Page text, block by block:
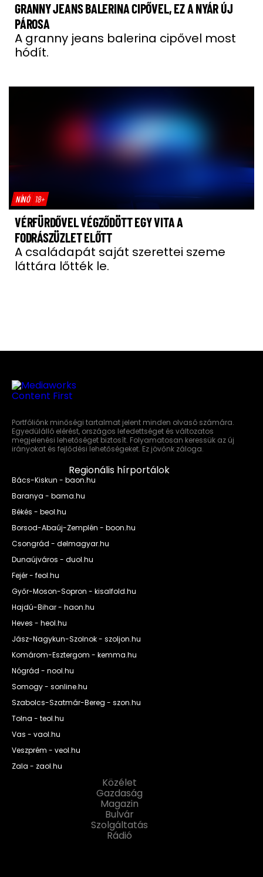
GRANNY JEANS BALERINA CIPŐVEL, EZ A NYÁR ÚJ
PÁROSA
A granny jeans balerina cipővel most
hódít.
NÍNÓ 18+
VÉRFÜRDŐVEL VÉGZŐDÖTT EGY VITA A
FODRÁSZÜZLET ELŐTT
A családapát saját szerettei szeme
láttára lőtték le.
Portfóliónk minőségi tartalmat jelent minden olvasó számára.
Egyedülálló elérést, országos lefedettséget és változatos
megjelenési lehetőséget biztosít. Folyamatosan keressük az új
irányokat és fejlődési lehetőségeket. Ez jövőnk záloga.
Regionális hírportálok
Bács-Kiskun - baon.hu
Baranya - bama.hu
Békés - beol.hu
Borsod-Abaúj-Zemplén - boon.hu
Csongrád - delmagyar.hu
Dunaújváros - duol.hu
Fejér - feol.hu
Győr-Moson-Sopron - kisalfold.hu
Hajdú-Bihar - haon.hu
Heves - heol.hu
Jász-Nagykun-Szolnok - szoljon.hu
Komárom-Esztergom - kemma.hu
Nógrád - nool.hu
Somogy - sonline.hu
Szabolcs-Szatmár-Bereg - szon.hu
Tolna - teol.hu
Vas - vaol.hu
Veszprém - veol.hu
Zala - zaol.hu
Közélet
Gazdaság
Magazin
Bulvár
Szolgáltatás
Rádió